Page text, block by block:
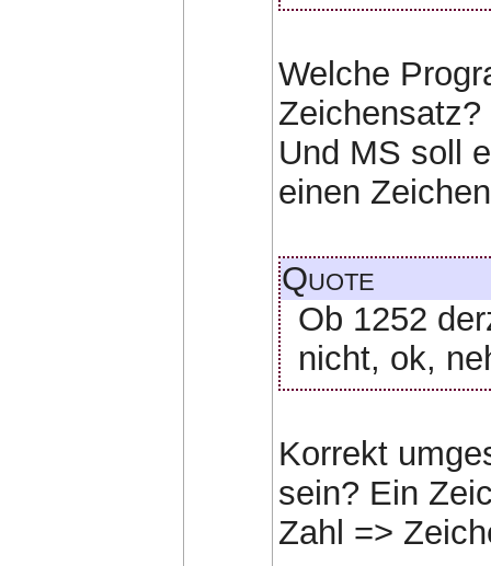
Welche
Zeichensatz?
Und MS soll
einen
Quote
Ob 1252
nicht, ok,
Korrekt
sein? Ein
Zahl =>